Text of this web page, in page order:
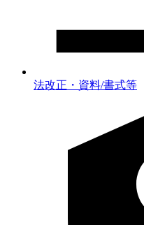
法改正・資料/書式等